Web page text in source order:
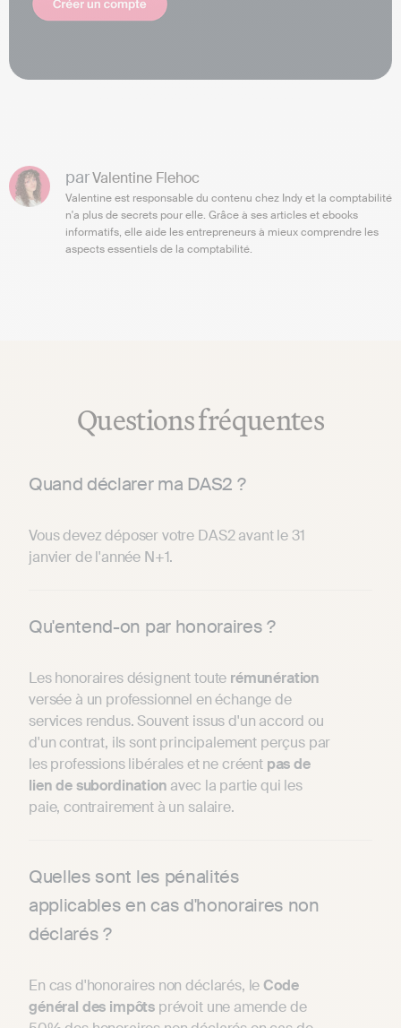
parValentine Flehoc
Valentine est responsable du contenu chez Indy et la comptabilité
n'a plus de secrets pour elle. Grâce à ses articles et ebooks
informatifs, elle aide les entrepreneurs à mieux comprendre les
aspects essentiels de la comptabilité.
Questions fréquentes
Quand déclarer ma DAS2 ?
Vous devez déposer votre DAS2 avant le 31
janvier de l'année N+1.
Qu'entend-on par honoraires ?
Les honoraires désignent toute rémunération
versée à un professionnel en échange de
services rendus. Souvent issus d'un accord ou
d'un contrat, ils sont principalement perçus par
les professions libérales et ne créent pas de
lien de subordination avec la partie qui les
paie, contrairement à un salaire.
Quelles sont les pénalités
applicables en cas d'honoraires non
déclarés ?
En cas d'honoraires non déclarés, le Code
général des impôts prévoit une amende de